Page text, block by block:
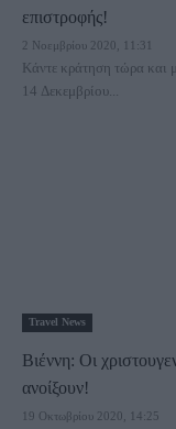
επιστροφής!
2 Νοεμβρίου 2020, 11:31
Κάντε κράτηση τώρα και
14 Δεκεμβρίου...
Travel News
Βιέννη: Οι
ανοίξουν!
19 Οκτωβρίου 2020, 14:25